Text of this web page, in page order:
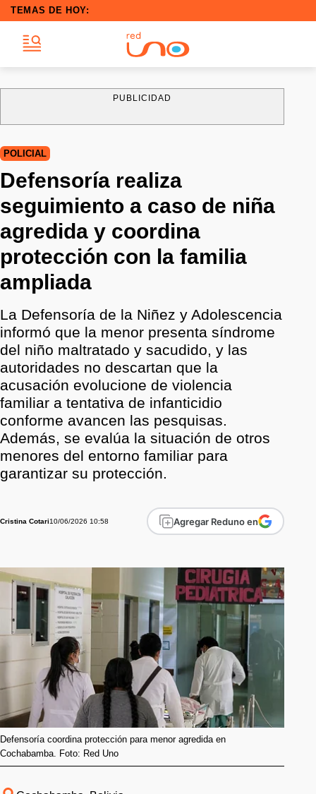
TEMAS DE HOY:
PUBLICIDAD
POLICIAL
Defensoría realiza
seguimiento a caso de niña
agredida y coordina
protección con la familia
ampliada
La Defensoría de la Niñez y Adolescencia
informó que la menor presenta síndrome
del niño maltratado y sacudido, y las
autoridades no descartan que la
acusación evolucione de violencia
familiar a tentativa de infanticidio
conforme avancen las pesquisas.
Además, se evalúa la situación de otros
menores del entorno familiar para
garantizar su protección.
Cristina Cotari10/06/2026 10:58 Agregar Reduno en
Defensoría coordina protección para menor agredida en
Cochabamba. Foto: Red Uno